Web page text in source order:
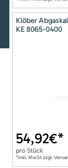
Klöber
KE 8065-0400
54,92€*
pro Stück
*inkl. MwSt zzgl.